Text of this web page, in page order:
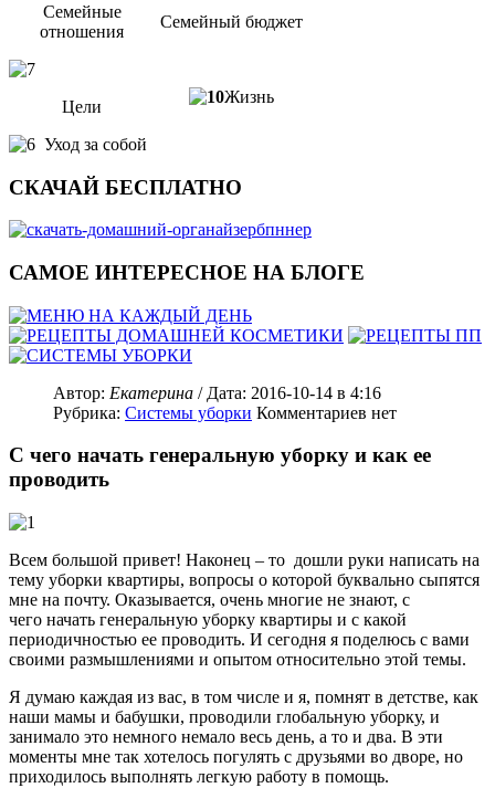
Семейные
отношения
Семейный бюджет
Цели
Жизнь
Уход за собой
СКАЧАЙ БЕСПЛАТНО
САМОЕ ИНТЕРЕСНОЕ НА БЛОГЕ
Автор: Екатерина / Дата: 2016-10-14 в 4:16
Рубрика: Системы уборки Комментариев нет
С чего начать генеральную уборку и как ее
проводить
Всем большой привет! Наконец – то дошли руки написать на
тему уборки квартиры, вопросы о которой буквально сыпятся
мне на почту. Оказывается, очень многие не знают, с
чего начать генеральную уборку квартиры и с какой
периодичностью ее проводить. И сегодня я поделюсь с вами
своими размышлениями и опытом относительно этой темы.
Я думаю каждая из вас, в том числе и я, помнят в детстве, как
наши мамы и бабушки, проводили глобальную уборку, и
занимало это немного немало весь день, а то и два. В эти
моменты мне так хотелось погулять с друзьями во дворе, но
приходилось выполнять легкую работу в помощь.